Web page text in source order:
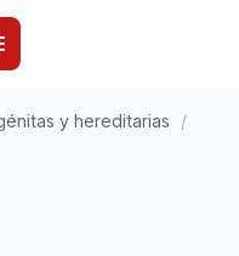
y hereditarias
/